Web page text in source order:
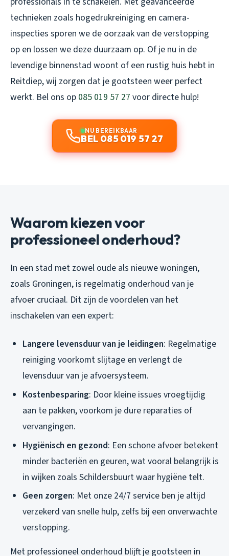
technieken zoals hogedrukreiniging en camera-
inspecties sporen we de oorzaak van de verstopping
op en lossen we deze duurzaam op. Of je nu in de
levendige binnenstad woont of een rustig huis hebt in
Reitdiep, wij zorgen dat je gootsteen weer perfect
werkt. Bel ons op 085 019 57 27 voor directe hulp!
NU BEREIKBAAR
BEL 085 019 57 27
Waarom kiezen voor
professioneel onderhoud?
In een stad met zowel oude als nieuwe woningen,
zoals Groningen, is regelmatig onderhoud van je
afvoer cruciaal. Dit zijn de voordelen van het
inschakelen van een expert:
Langere levensduur van je leidingen: Regelmatige
reiniging voorkomt slijtage en verlengt de
levensduur van je afvoersysteem.
Kostenbesparing: Door kleine issues vroegtijdig
aan te pakken, voorkom je dure reparaties of
vervangingen.
Hygiënisch en gezond: Een schone afvoer betekent
minder bacteriën en geuren, wat vooral belangrijk is
in wijken zoals Schildersbuurt waar hygiëne telt.
Geen zorgen: Met onze 24/7 service ben je altijd
verzekerd van snelle hulp, zelfs bij een onverwachte
verstopping.
Met professioneel onderhoud blijft je gootsteen in